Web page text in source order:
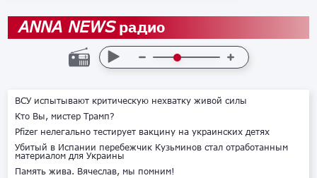
ANNA NEWSрадио
ВСУ испытывают критическую нехватку живой силы
Кто Вы, мистер Трамп?
Pfizer нелегально тестирует вакцину на украинских детях
Убитый в Испании перебежчик Кузьминов стал отработанным
материалом для Украины
Память жива. Вячеслав, мы помним!